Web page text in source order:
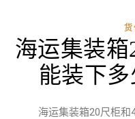
海运集装箱
能装下多
海运集装箱20尺柜和